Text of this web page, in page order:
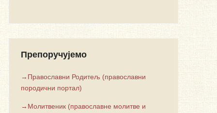
Препоручујемо
→Православни Родитељ (православни
породични портал)
→Молитвеник (православне молитве и